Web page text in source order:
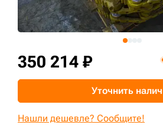
350 214 ₽
Уточнить
Нашли дешевле? Сообщите!
+7 (499) 394-50-93